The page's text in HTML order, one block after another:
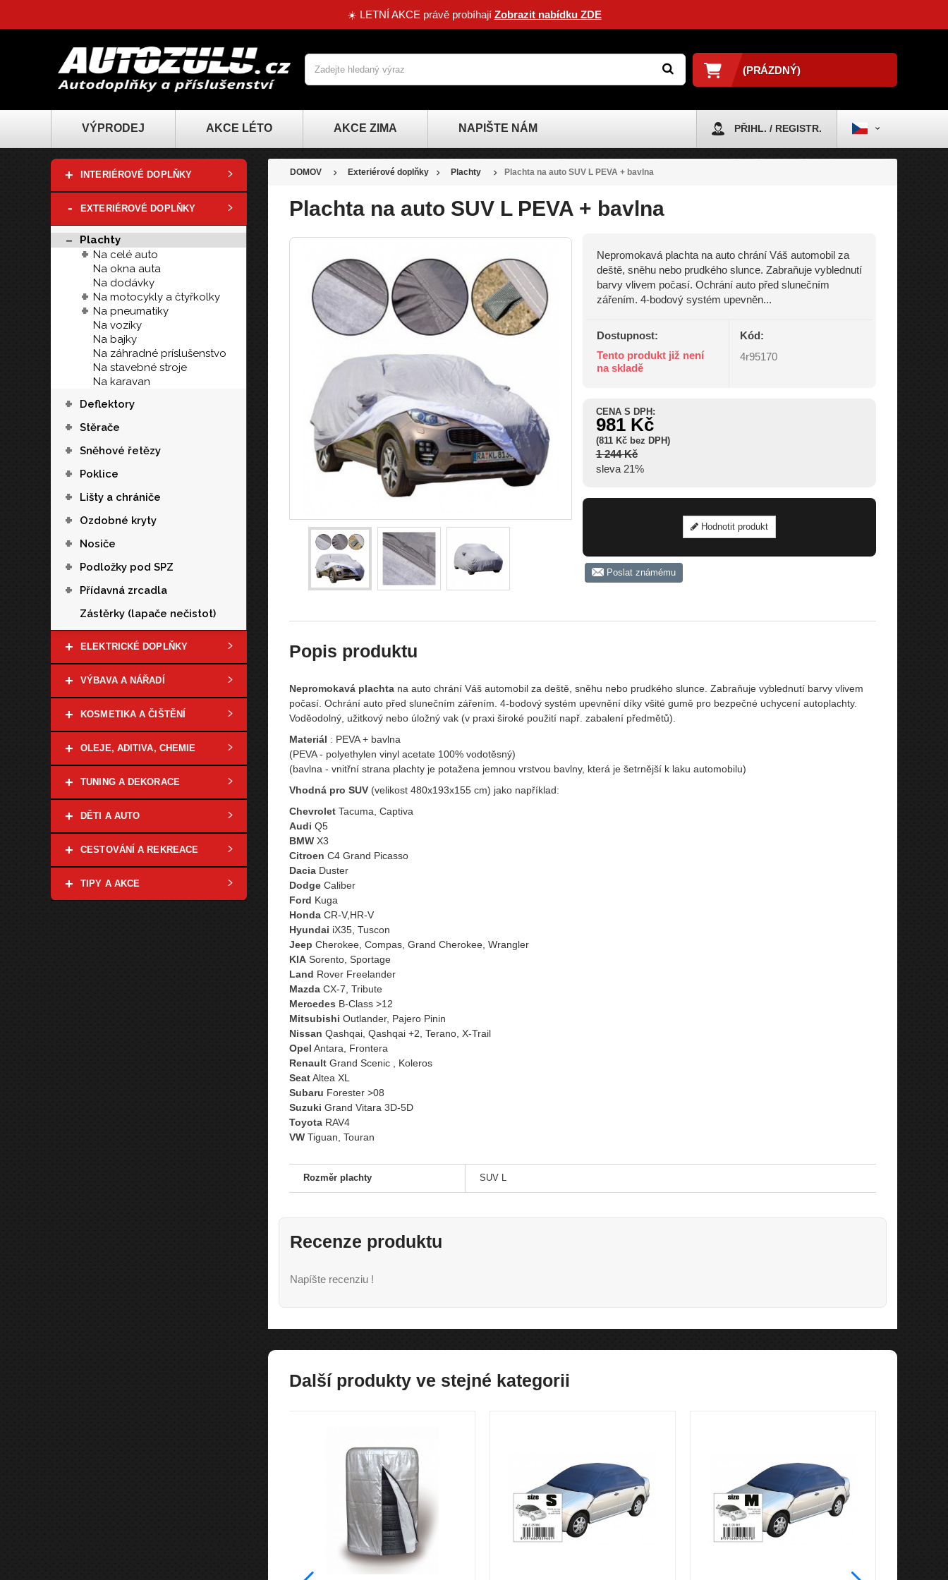
☀️ LETNÍ AKCE právě probíhají Zobrazit nabídku ZDE
(PRÁZDNÝ)
VÝPRODEJ AKCE LÉTO AKCE ZIMA NAPIŠTE NÁM PŘIHL. / REGISTR.
+ INTERIÉROVÉ DOPLŇKY
- EXTERIÉROVÉ DOPLŇKY
- Plachty
+ Na celé auto
Na okna auta
Na dodávky
+ Na motocykly a čtyřkolky
+ Na pneumatiky
Na vozíky
Na bajky
Na záhradné príslušenstvo
Na stavebné stroje
Na karavan
+ Deflektory
+ Stěrače
+ Sněhové řetězy
+ Poklice
+ Lišty a chrániče
+ Ozdobné kryty
+ Nosiče
+ Podložky pod SPZ
+
Přídavná zrcadla
Zástěrky (lapače nečistot)
+ ELEKTRICKÉ DOPLŇKY
+ VÝBAVA A NÁŘADÍ
+ KOSMETIKA A ČIŠTĚNÍ
+ OLEJE, ADITIVA, CHEMIE
+ TUNING A DEKORACE
+ DĚTI A AUTO
+ CESTOVÁNÍ A REKREACE
+ TIPY A AKCE
DOMOV Exteriérové doplňky Plachty Plachta na auto SUV L PEVA + bavlna
Plachta na auto SUV L PEVA + bavlna
SLEVA
-263 KČ
Nepromokavá plachta na auto chrání Váš automobil za
deště, sněhu nebo prudkého slunce. Zabraňuje vyblednutí
barvy vlivem počasí. Ochrání auto před slunečním
zářením. 4-bodový systém upevněn...
Dostupnost:
Tento produkt již není
na skladě
Kód:
4r95170
CENA S DPH:
981 Kč
(811 Kč bez DPH)
1 244 Kč
sleva 21%
Hodnotit produkt
Poslat známému
Popis produktu
Nepromokavá plachtana auto chrání Váš automobil za deště, sněhu nebo prudkého slunce. Zabraňuje vyblednutí barvy vlivem
počasí. Ochrání auto před slunečním zářením. 4-bodový systém upevnění díky všité gumě pro bezpečné uchycení autoplachty.
Voděodolný, užitkový nebo úložný vak (v praxi široké použití např. zabalení předmětů).
Materiál : PEVA + bavlna
(PEVA - polyethylen vinyl acetate 100% vodotěsný)
(bavlna - vnitřní strana plachty je potažena jemnou vrstvou bavlny, která je šetrnější k laku automobilu)
Vhodná pro SUV(velikost 480x193x155 cm) jako například:
ChevroletTacuma, Captiva
Audi Q5
BMWX3
Citroen C4 Grand Picasso
DaciaDuster
DodgeCaliber
Ford Kuga
HondaCR-V,HR-V
Hyundai iX35, Tuscon
Jeep Cherokee, Compas, Grand Cherokee, Wrangler
KIASorento, Sportage
Land Rover Freelander
MazdaCX-7, Tribute
Mercedes B-Class >12
Mitsubishi Outlander, Pajero Pinin
Nissan Qashqai, Qashqai +2, Terano, X-Trail
Opel Antara, Frontera
RenaultGrand Scenic , Koleros
SeatAltea XL
Subaru Forester >08
Suzuki Grand Vitara 3D-5D
ToyotaRAV4
VWTiguan, Touran
Rozměr plachty SUV L
Recenze produktu
Napíšte recenziu !
Další produkty ve stejné kategorii